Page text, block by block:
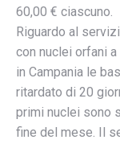
60,00 € ciascuno.
Riguardo al
con nuclei orfani
in Campania le
ritardato di 20
primi nuclei sono
fine del mese. Il